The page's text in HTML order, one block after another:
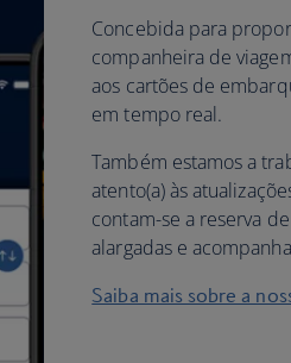
Concebida para
companheira de
aos cartões de
em tempo real.
Também estamos a
atento(a) às
contam-se a reserva
alargadas e
Saiba mais sobre a